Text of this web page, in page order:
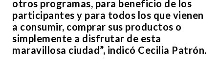
otros programas, para beneficio de los
participantes y para todos los que vienen
a consumir, comprar sus productos o
simplemente a disfrutar de esta
maravillosa ciudad”, indicó Cecilia Patrón.